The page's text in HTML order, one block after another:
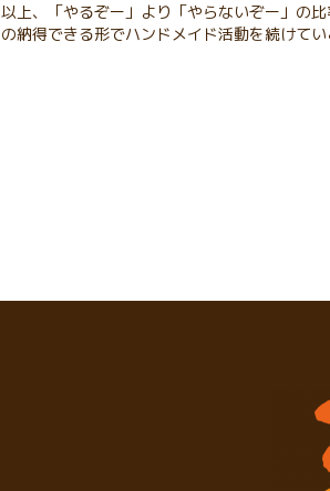
以上、「やるぞー」より「やらないぞー」の
の納得できる形でハンドメイド活動を続けてい